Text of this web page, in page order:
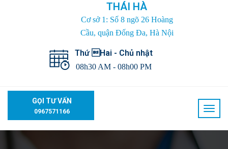
THÁI HÀ
Cơ sở 1: Số 8 ngõ 26 Hoàng
Cầu, quận Đống Đa, Hà Nội
Thứ Hai - Chủ nhật
08h30 AM - 08h00 PM
GỌI TƯ VẤN
0967571166